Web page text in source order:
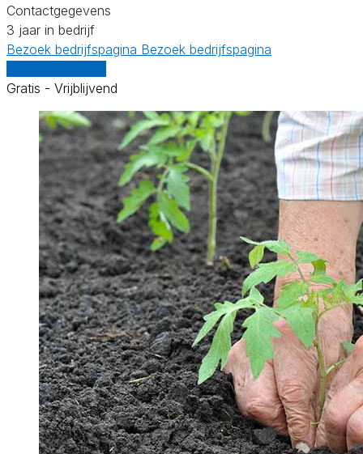
Contactgegevens
3 jaar in bedrijf
Bezoek bedrijfspagina Bezoek bedrijfspagina
Gratis - Vrijblijvend